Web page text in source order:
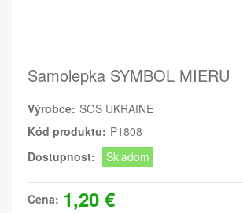
Samolepka SYMBOL MIERU
Výrobce: SOS UKRAINE
Kód produktu: P1808
Dostupnost:
Skladom
Cena: 1,20 €